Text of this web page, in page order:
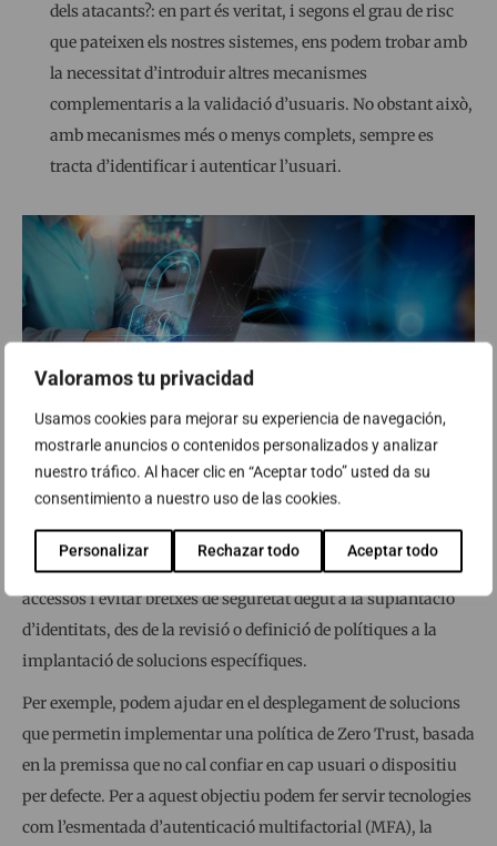
Valoramos tu privacidad
Usamos cookies para mejorar su experiencia de navegación,
mostrarle anuncios o contenidos personalizados y analizar
nuestro tráfico. Al hacer clic en “Aceptar todo” usted da su
consentimiento a nuestro uso de las cookies.
Personalizar Rechazar todo Aceptar todo
dels atacants?: en part és veritat, i segons el grau de risc
que pateixen els nostres sistemes, ens podem trobar amb
la necessitat d’introduir altres mecanismes
complementaris a la validació d’usuaris. No obstant això,
amb mecanismes més o menys complets, sempre es
tracta d’identificar i autenticar l’usuari.
Des d’ABAST som conscients que la gestió d’accessos i
identitats és una de les àrees de més preocupació per a les
empreses a causa dels riscos de seguretat creixents. Per
abordar aquests desafiaments, oferim des de la nostra àrea de
Ciberseguretat diverses solucions i serveis per assegurar els
accessos i evitar bretxes de seguretat degut a la suplantació
d’identitats, des de la revisió o definició de polítiques a la
implantació de solucions específiques.
Per exemple, podem ajudar en el desplegament de solucions
que permetin implementar una política de Zero Trust, basada
en la premissa que no cal confiar en cap usuari o dispositiu
per defecte. Per a aquest objectiu podem fer servir tecnologies
com l’esmentada d’autenticació multifactorial (MFA), la